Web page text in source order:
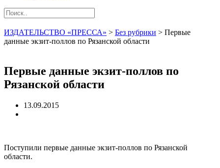
ИЗДАТЕЛЬСТВО «ПРЕССА» > Без рубрики > Первые
данные экзит-поллов по Рязанской области
Первые данные экзит-поллов по
Рязанской области
13.09.2015
Поступили первые данные экзит-поллов по Рязанской
области.